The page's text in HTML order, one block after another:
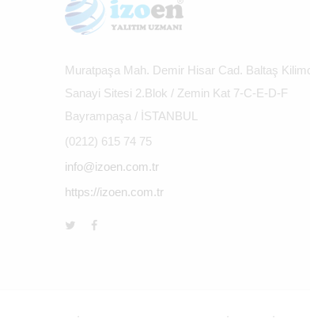
Muratpaşa Mah. Demir Hisar Cad. Baltaş
Sanayi Sitesi 2.Blok / Zemin Kat 7-C-E-D-F
Bayrampaşa / İSTANBUL
(0212) 615 74 75
info@izoen.com.tr
https://izoen.com.tr